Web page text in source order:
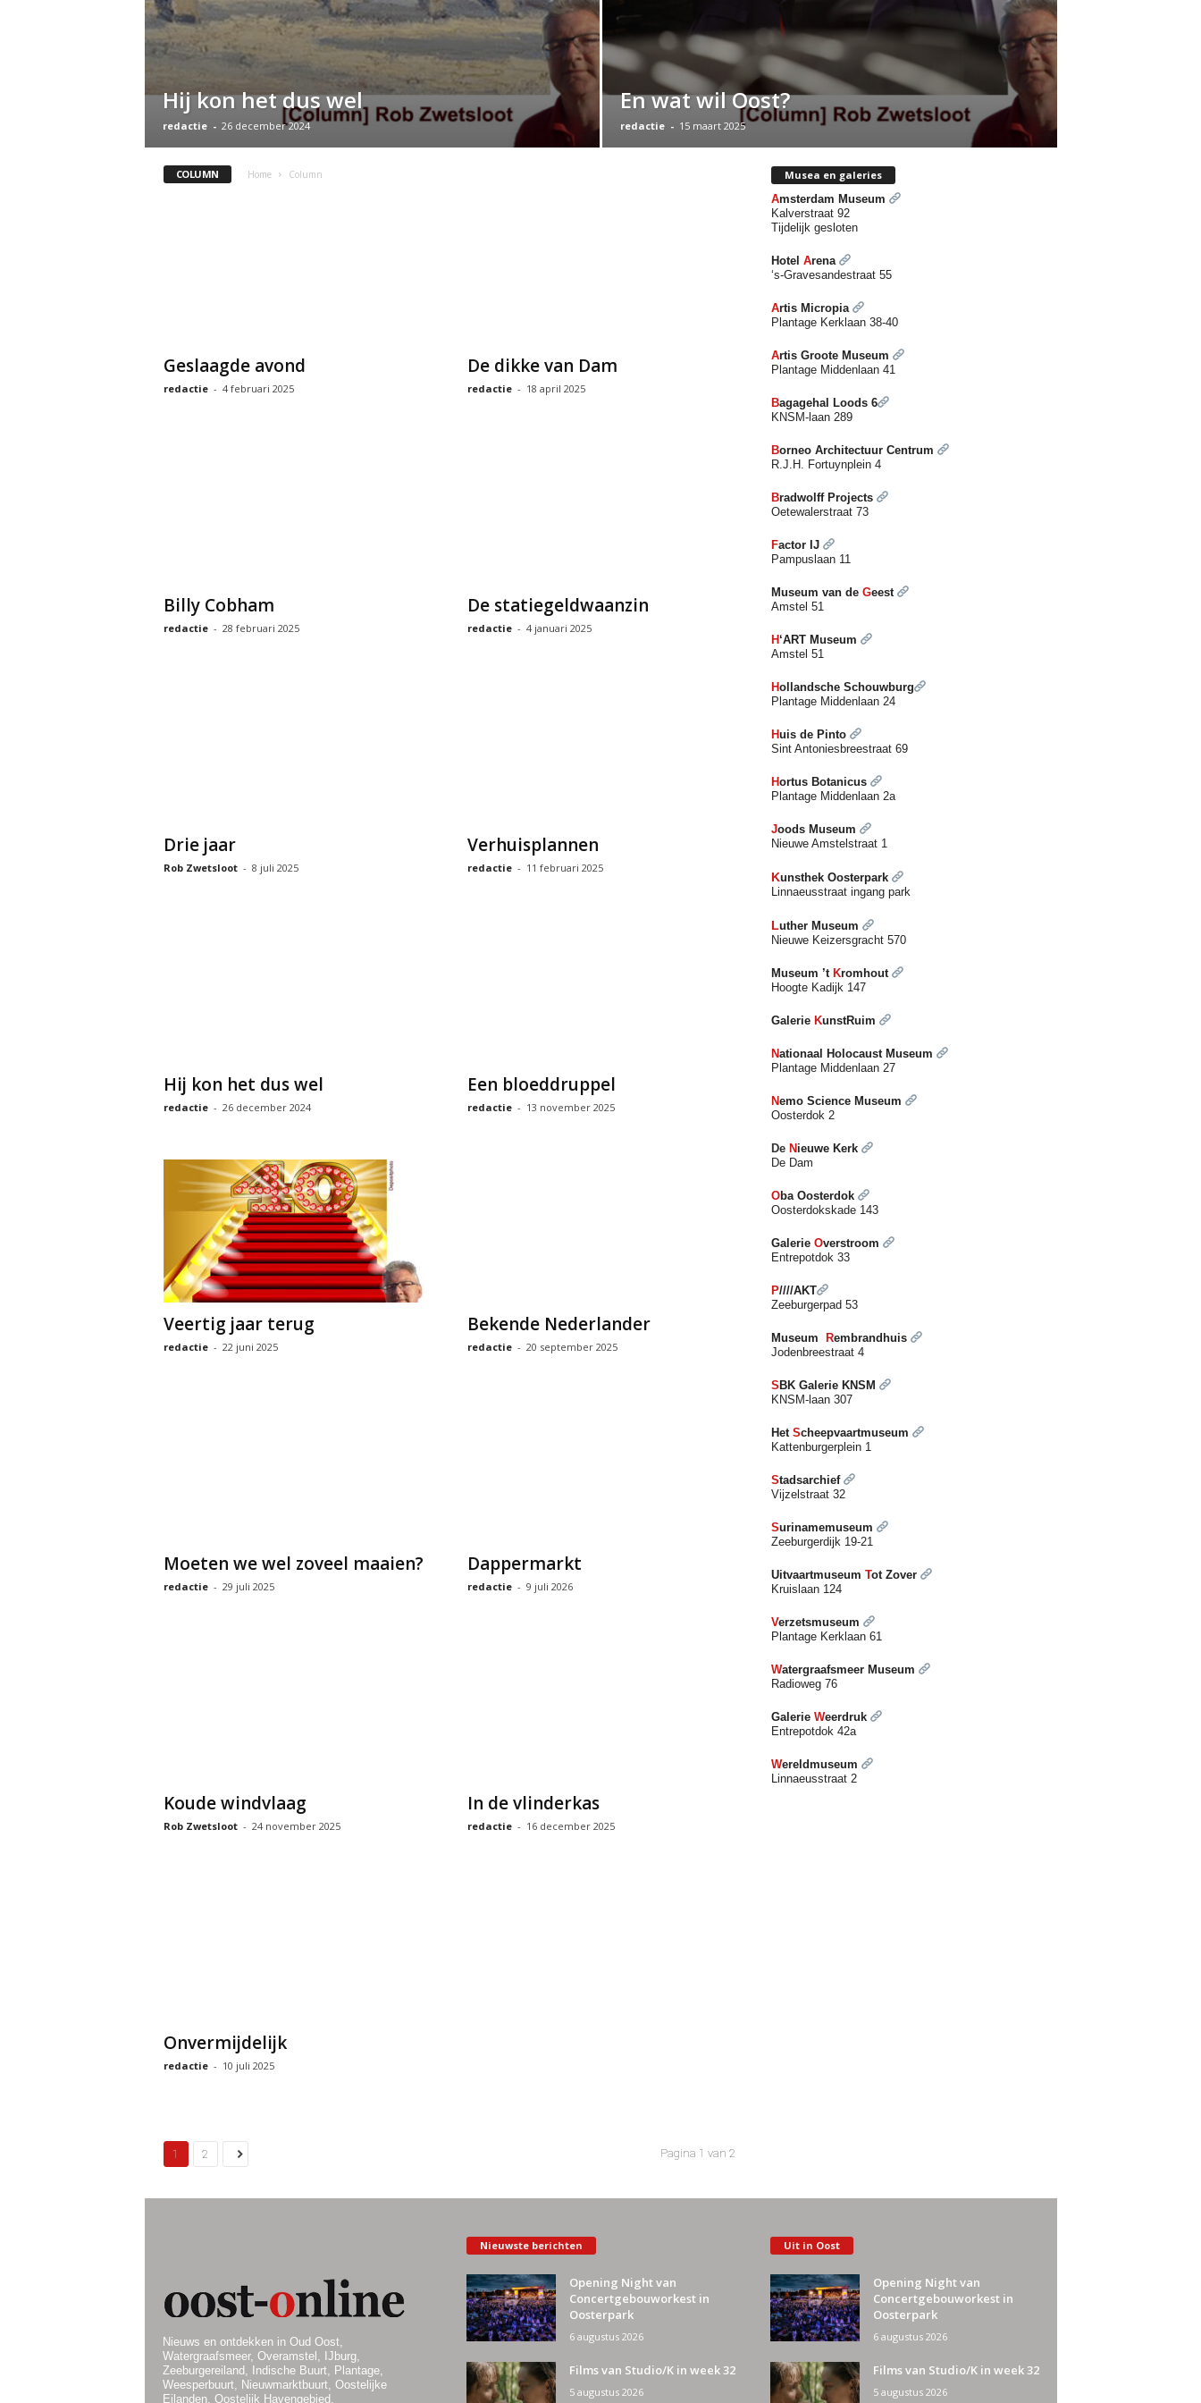
Hij kon het dus wel
redactie - 26 december 2024
En wat wil Oost?
redactie - 15 maart 2025
COLUMN Home Column
Geslaagde avond
redactie - 4 februari 2025
De dikke van Dam
redactie - 18 april 2025
Billy Cobham
redactie - 28 februari 2025
De statiegeldwaanzin
redactie - 4 januari 2025
Drie jaar
Rob Zwetsloot - 8 juli 2025
Verhuisplannen
redactie - 11 februari 2025
Hij kon het dus wel
redactie - 26 december 2024
Een bloeddruppel
redactie - 13 november 2025
Veertig jaar terug
redactie - 22 juni 2025
Bekende Nederlander
redactie - 20 september 2025
Moeten we wel zoveel maaien?
redactie - 29 juli 2025
Dappermarkt
redactie - 9 juli 2026
Koude windvlaag
Rob Zwetsloot - 24 november 2025
In de vlinderkas
redactie - 16 december 2025
Onvermijdelijk
redactie - 10 juli 2025
1 2 Pagina 1 van 2
Musea en galeries
Amsterdam Museum
Kalverstraat 92
Tijdelijk gesloten
Hotel Arena
‘s-Gravesandestraat 55
Artis Micropia
PlantageKerklaan 38-40
Artis Groote Museum
Plantage Middenlaan 41
Bagagehal Loods 6
KNSM-laan 289
Borneo Architectuur Centrum
R.J.H. Fortuynplein 4
Bradwolff Projects
Oetewalerstraat 73
Factor IJ
Pampuslaan 11
Museum van deGeest
Amstel 51
H‘ART Museum
Amstel 51
Hollandsche Schouwburg
Plantage Middenlaan 24
Huis de Pinto
Sint Antoniesbreestraat 69
Hortus Botanicus
Plantage Middenlaan 2a
Joods Museum
Nieuwe Amstelstraat 1
Kunsthek Oosterpark
Linnaeusstraat ingang park
Luther Museum
Nieuwe Keizersgracht 570
Museum ’tKromhout
Hoogte Kadijk 147
Galerie KunstRuim
Nationaal Holocaust Museum
Plantage Middenlaan 27
Nemo Science Museum
Oosterdok 2
DeN ieuwe Kerk
De Dam
Oba Oosterdok
Oosterdokskade 143
Galerie Overstroom
Entrepotdok 33
P////AKT
Zeeburgerpad 53
Museum Rembrandhuis
Jodenbreestraat 4
S BK Galerie KNSM
KNSM-laan 307
Het Scheepvaartmuseum
Kattenburgerplein 1
Stadsarchief
Vijzelstraat 32
Surinamemuseum
Zeeburgerdijk 19-21
Uitvaartmuseum Tot Zover
Kruislaan 124
Verzetsmuseum
Plantage Kerklaan 61
Watergraafsmeer Museum
Radioweg 76
GalerieWeerdruk
Entrepotdok 42a
Wereldmuseum
Linnaeusstraat 2
Nieuws en ontdekken in Oud Oost,
Watergraafsmeer, Overamstel, IJburg,
Zeeburgereiland, Indische Buurt, Plantage,
Weesperbuurt, Nieuwmarktbuurt, Oostelijke
Eilanden, Oostelijk Havengebied.
Nieuwste berichten
Opening Night van
Concertgebouworkest in
Oosterpark
6 augustus 2026
Films van Studio/K in week 32
5 augustus 2026
Uit in Oost
Opening Night van
Concertgebouworkest in
Oosterpark
6 augustus 2026
Films van Studio/K in week 32
5 augustus 2026